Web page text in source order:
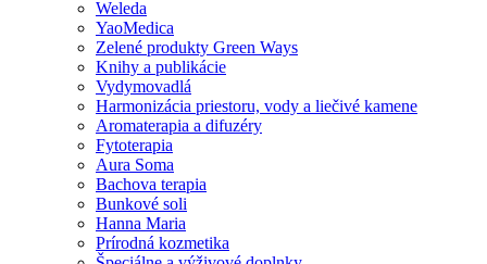
Weleda
YaoMedica
Zelené produkty Green Ways
Knihy a publikácie
Vydymovadlá
Harmonizácia priestoru, vody a liečivé kamene
Aromaterapia a difuzéry
Fytoterapia
Aura Soma
Bachova terapia
Bunkové soli
Hanna Maria
Prírodná kozmetika